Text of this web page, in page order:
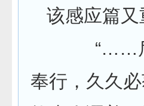
该感应篇又
“……后自
奉行，久久